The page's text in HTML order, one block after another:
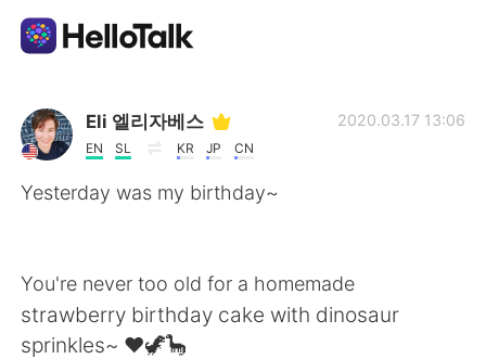
App di scambio linguistico
AI Grammar Checker
English 简体中文
Eli 엘리자베스
EN SL KR JP CN
2020.03.17 13:06
Yesterday was my birthday~
You're never too old for a homemade
strawberry birthday cake with dinosaur
sprinkles~ ❤🦖🦕